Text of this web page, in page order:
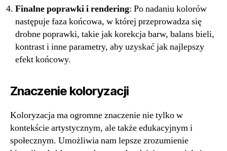
Finalne poprawki i rendering: Po nadaniu kolorów
następuje faza końcowa, w której przeprowadza się
drobne poprawki, takie jak korekcja barw, balans bieli,
kontrast i inne parametry, aby uzyskać jak najlepszy
efekt końcowy.
Znaczenie koloryzacji
Koloryzacja ma ogromne znaczenie nie tylko w
kontekście artystycznym, ale także edukacyjnym i
społecznym. Umożliwia nam lepsze zrozumienie